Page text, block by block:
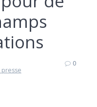
presse
0